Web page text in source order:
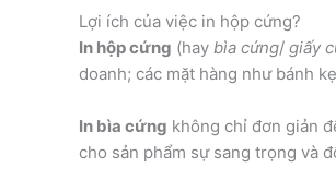
Lợi ích của việc in hộp cứng?
In hộp cứng (hay bìa cứng/ giấy
doanh; các mặt hàng như bánh
In bìa cứng không chỉ đơn giản
cho sản phẩm sự sang trọng và